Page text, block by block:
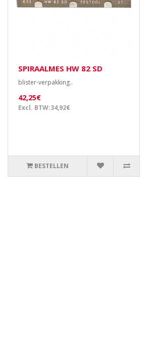
SPIRAALMES HW 82 SD
blister-verpakking..
42,25€
Excl. BTW:34,92€
BESTELLEN